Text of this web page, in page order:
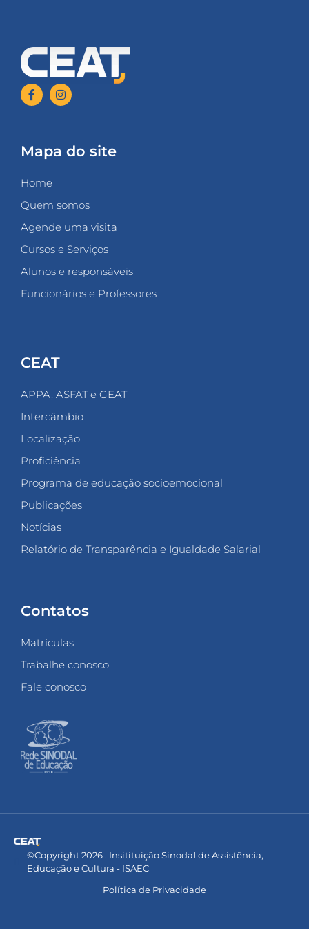
Mapa do site
Home
Quem somos
Agende uma visita
Cursos e Serviços
Alunos e responsáveis
Funcionários e Professores
CEAT
APPA, ASFAT e GEAT
Intercâmbio
Localização
Proficiência
Programa de educação socioemocional
Publicações
Notícias
Relatório de Transparência e Igualdade Salarial
Contatos
Matrículas
Trabalhe conosco
Fale conosco
©Copyright 2026 . Insitituição Sinodal de Assistência,
Educação e Cultura - ISAEC
Política de Privacidade